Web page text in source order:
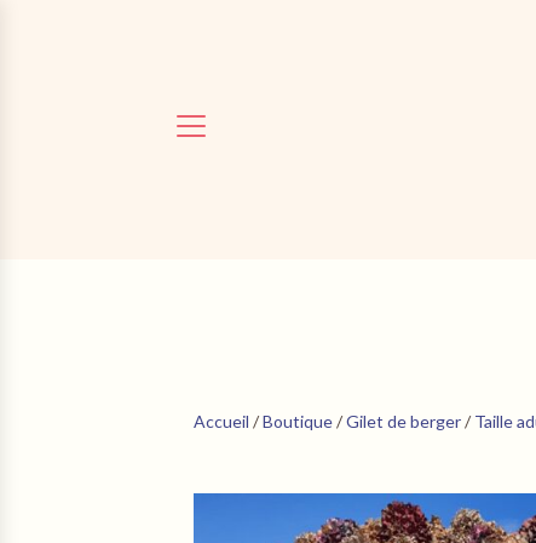
Accueil /Boutique/Gilet de berger/ Taille